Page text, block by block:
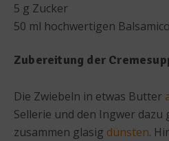
5 g Zucker
50 ml hochwertigen
Zubereitung der
Die Zwiebeln in etwas Butter
Sellerie und den Ingwer dazu
zusammen glasig dünsten.